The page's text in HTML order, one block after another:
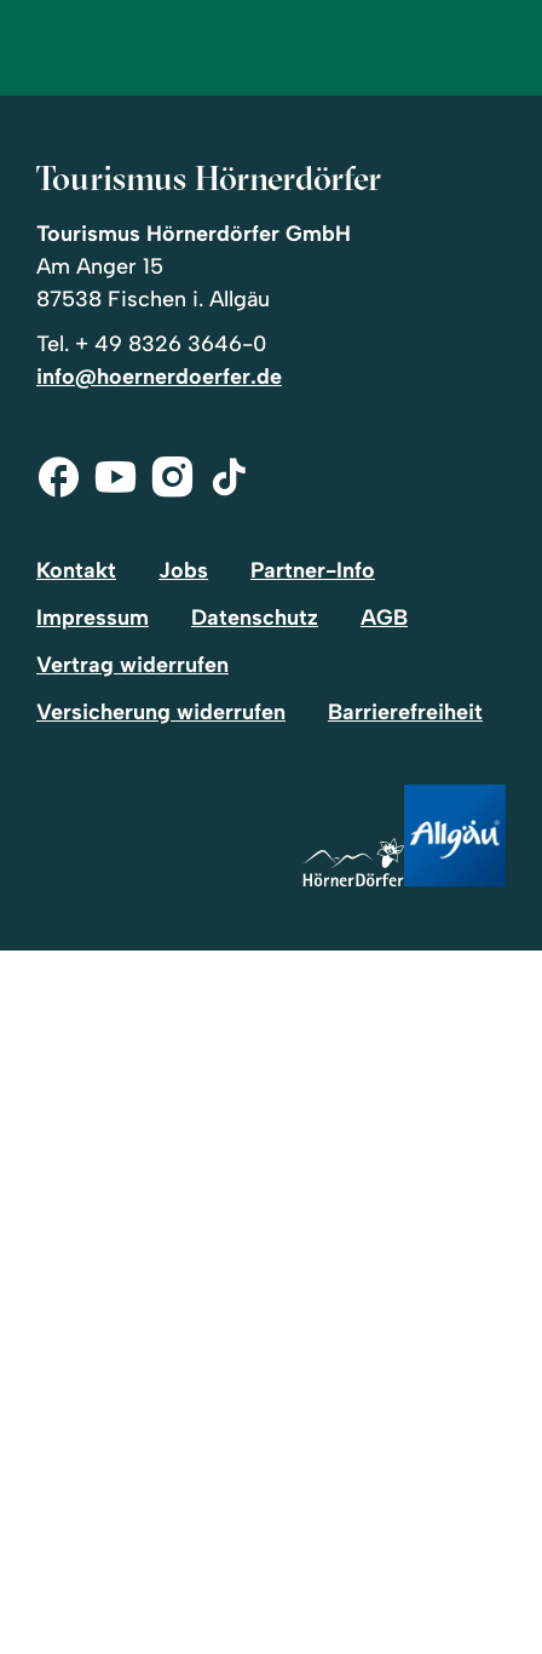
Tourismus Hörnerdörfer
Tourismus Hörnerdörfer GmbH
Am Anger 15
87538 Fischen i. Allgäu
Tel. + 49 8326 3646-0
info@hoernerdoerfer.de
Facebook
Youtube
Instagram
Tik-
Kontakt Jobs
Partner-Info
Impressum
Datenschutz
AGB
Vertrag widerrufen
Versicherung widerrufen
Barrierefreiheit